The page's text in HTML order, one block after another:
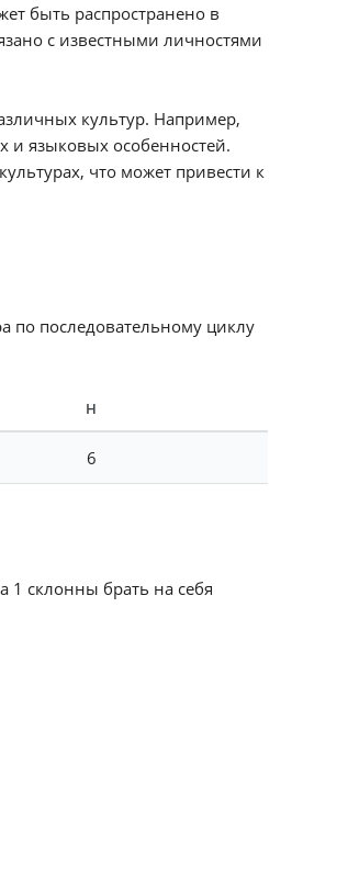
быть распространено в
с известными личностями
культур. Например,
и языковых особенностей.
что может привести к
по последовательному циклу
Н
6
1 склонны брать на себя